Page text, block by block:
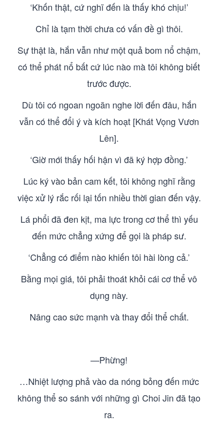
‘Khốn thật, cứ nghĩ đến là thấy khó chịu!’
Chỉ là tạm thời chưa có vấn đề gì thôi.
Sự thật là, hắn vẫn như một quả bom nổ chậm,
có thể phát nổ bất cứ lúc nào mà tôi không biết
trước được.
Dù tôi có ngoan ngoãn nghe lời đến đâu, hắn
vẫn có thể đổi ý và kích hoạt [Khát Vọng Vươn
Lên].
‘Giờ mới thấy hối hận vì đã ký hợp đồng.’
Lúc ký vào bản cam kết, tôi không nghĩ rằng
việc xử lý rắc rối lại tốn nhiều thời gian đến vậy.
Lá phổi đã đen kịt, ma lực trong cơ thể thì yếu
đến mức chẳng xứng để gọi là pháp sư.
‘Chẳng có điểm nào khiến tôi hài lòng cả.’
Bằng mọi giá, tôi phải thoát khỏi cái cơ thể vô
dụng này.
Nâng cao sức mạnh và thay đổi thể chất.
—Phừng!
…Nhiệt lượng phả vào da nóng bỏng đến mức
không thể so sánh với những gì Choi Jin đã tạo
ra.